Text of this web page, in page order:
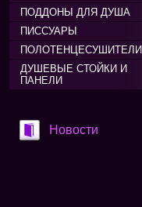
ПОДДОНЫ ДЛЯ ДУША
ПИССУАРЫ
ПОЛОТЕНЦЕСУШИТЕЛИ
ДУШЕВЫЕ СТОЙКИ И
ПАНЕЛИ
Новости